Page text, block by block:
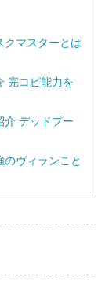
マスターとは
完コピ能力を
介 デッドプー
ヴィランこと